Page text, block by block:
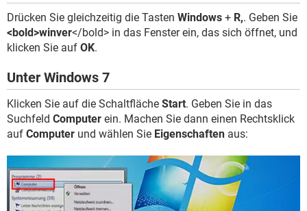
Drücken Sie gleichzeitig die Tasten Windows + R,. Geben Sie
<bold>winver</bold> in das Fenster ein, das sich öffnet, und
klicken Sie auf OK.
Unter Windows 7
Klicken Sie auf die Schaltfläche Start. Geben Sie in das
Suchfeld Computer ein. Machen Sie dann einen Rechtsklick
auf Computer und wählen Sie Eigenschaften aus: